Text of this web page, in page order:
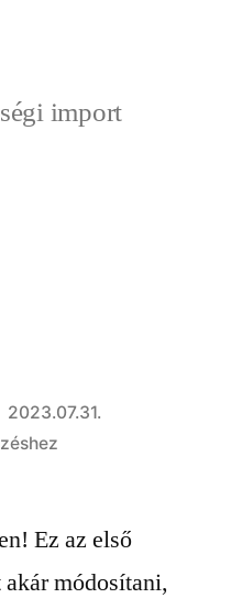
import
2023.07.31.
Ez az első
módosítani,